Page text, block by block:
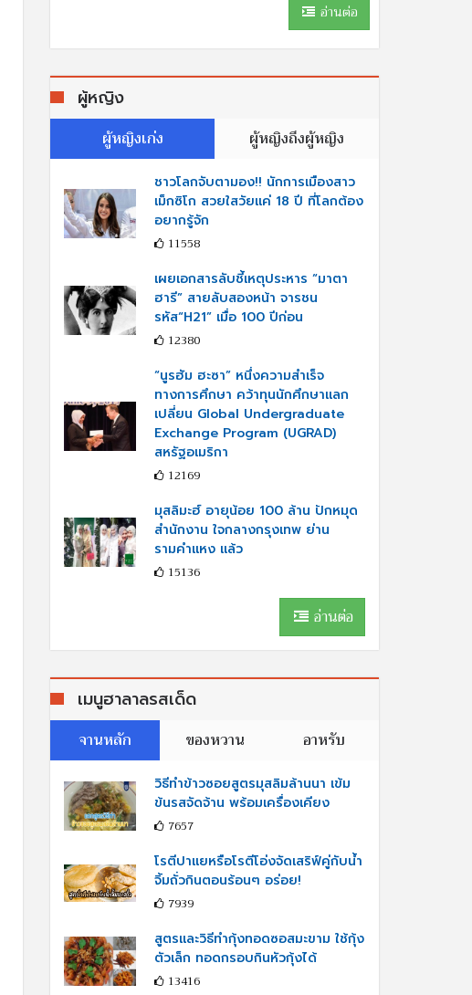
อ่านต่อ
ผู้หญิง
ผู้หญิงเก่ง
ผู้หญิงถึงผู้หญิง
ชาวโลกจับตามอง!! นักการเมืองสาว
เม็กซิโก สวยใสวัยแค่ 18 ปี ที่โลกต้อง
อยากรู้จัก
11558
เผยเอกสารลับชี้เหตุประหาร “มาตา
ฮารี” สายลับสองหน้า จารชน
รหัส“H21” เมื่อ 100 ปีก่อน
12380
“นูรฮัม ฮะซา” หนึ่งความสำเร็จ
ทางการศึกษา คว้าทุนนักศึกษาแลก
เปลี่ยน Global Undergraduate
Exchange Program (UGRAD)
สหรัฐอเมริกา
12169
มุสลิมะฮ์ อายุน้อย 100 ล้าน ปักหมุด
สำนักงาน ใจกลางกรุงเทพ ย่าน
รามคำแหง แล้ว
15136
อ่านต่อ
เมนูฮาลาลรสเด็ด
จานหลัก
ของหวาน อาหรับ
วิธีทำข้าวซอยสูตรมุสลิมล้านนา เข้ม
ข้นรสจัดจ้าน พร้อมเครื่องเคียง
7657
โรตีปาแยหรือโรตีโอ่งจัดเสริฟ์คู่กับนํ้า
จิ้มถั่วกินตอนร้อนๆ อร่อย!
7939
สูตรและวิธีทำกุ้งทอดซอสมะขาม ใช้กุ้ง
ตัวเล็ก ทอดกรอบกินหัวกุ้งได้
13416